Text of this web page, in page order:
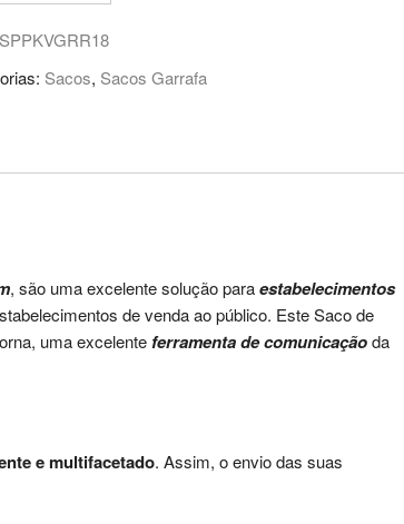
SPPKVGRR18
Sacos, Sacos Garrafa
, são uma excelente solução paraestabelecimentos
de venda ao público. Este Saco de
uma excelenteferramenta de comunicaçãoda
e multifacetado. Assim, o envio das suas